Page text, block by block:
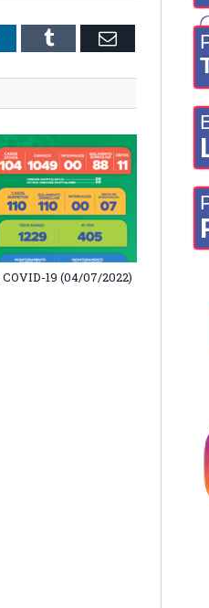
Tumblr Email
19 (04/07/2022)